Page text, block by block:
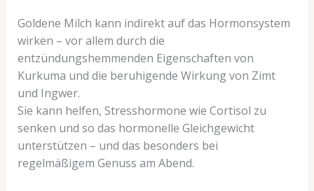
Goldene Milch kann indirekt auf das Hormonsystem
wirken – vor allem durch die
entzündungshemmenden Eigenschaften von
Kurkuma und die beruhigende Wirkung von Zimt
und Ingwer.
Sie kann helfen, Stresshormone wie Cortisol zu
senken und so das hormonelle Gleichgewicht
unterstützen – und das besonders bei
regelmäßigem Genuss am Abend.